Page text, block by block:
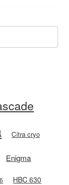
Citra cryo
Enigma
HBC 630